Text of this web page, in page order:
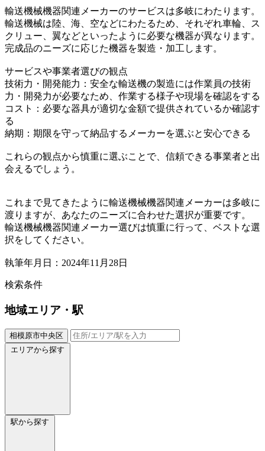
輸送機械機器関連メーカーのサービスは多岐にわたります。
輸送機械は陸、海、空などにわたるため、それぞれ車輪、ス
クリュー、翼などといったように必要な機器が異なります。
完成品のニーズに応じた機器を製造・加工します。
サービスや事業者選びの観点
技術力・開発能力：安全な輸送機の製造には作業員の技術
力・開発力が必要なため、作業する様子や現場を確認をする
コスト：必要な器具が適切な金額で提供されているか確認す
る
納期：期限を守って納品するメーカーを選ぶと安心できる
これらの観点から慎重に選ぶことで、信頼できる事業者と出
会えるでしょう。
これまで見てきたように輸送機械機器関連メーカーは多岐に
渡りますが、あなたのニーズに合わせた選択が重要です。
輸送機械機器関連メーカー選びは慎重に行って、ベストな選
択をしてください。
執筆年月日：2024年11月28日
検索条件
地域エリア・駅
相模原市中央区
エリアから探す
駅から探す